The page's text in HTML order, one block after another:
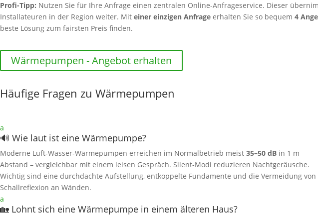
Profi-Tipp: Nutzen Sie für Ihre Anfrage einen zentralen Online-Anfrageservice. Dieser
Installateuren in der Region weiter. Mit einer einzigen Anfrage erhalten Sie so bequem 4
beste Lösung zum fairsten Preis finden.
Wärmepumpen - Angebot erhalten
Häufige Fragen zu Wärmepumpen
a
🔊 Wie laut ist eine Wärmepumpe?
Moderne Luft‑Wasser‑Wärmepumpen erreichen im Normalbetrieb meist 35–50 dB in 1 m
Abstand – vergleichbar mit einem leisen Gespräch. Silent‑Modi reduzieren Nachtgeräusche.
Wichtig sind eine durchdachte Aufstellung, entkoppelte Fundamente und die Vermeidung von
Schallreflexion an Wänden.
a
🏡 Lohnt sich eine Wärmepumpe in einem älteren Haus?